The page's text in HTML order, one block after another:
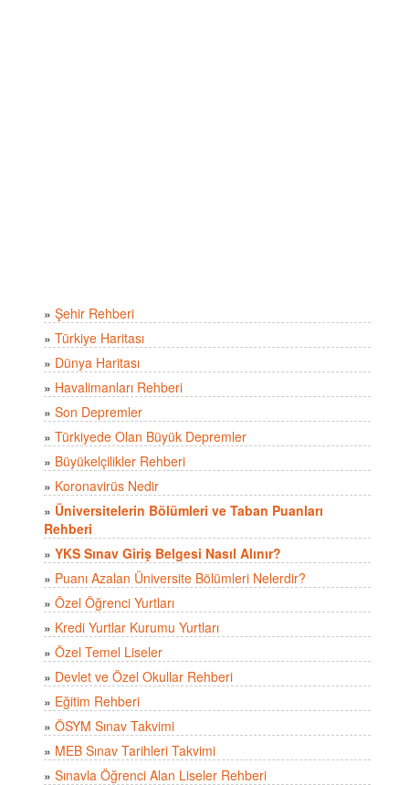
» Şehir Rehberi
» Türkiye Haritası
» Dünya Haritası
» Havalimanları Rehberi
» Son Depremler
» Türkiyede Olan Büyük Depremler
» Büyükelçilikler Rehberi
» Koronavirüs Nedir
» Üniversitelerin Bölümleri ve Taban Puanları
Rehberi
» YKS Sınav Giriş Belgesi Nasıl Alınır?
» Puanı Azalan Üniversite Bölümleri Nelerdir?
» Özel Öğrenci Yurtları
» Kredi Yurtlar Kurumu Yurtları
» Özel Temel Liseler
» Devlet ve Özel Okullar Rehberi
» Eğitim Rehberi
» ÖSYM Sınav Takvimi
» MEB Sınav Tarihleri Takvimi
» Sınavla Öğrenci Alan Liseler Rehberi